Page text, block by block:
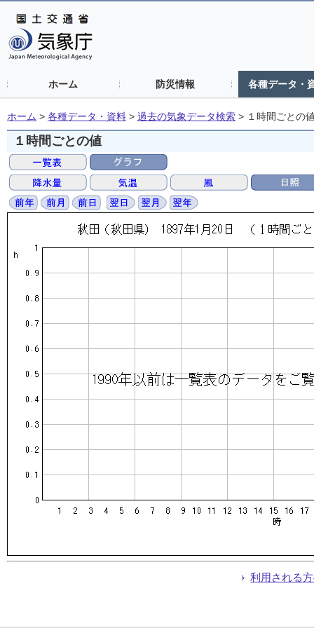
ホーム 防災情報 各種データ・
ホーム > 各種データ・資料 > 過去の気象データ検索 > １時間ごとの
１時間ごとの値
利用される